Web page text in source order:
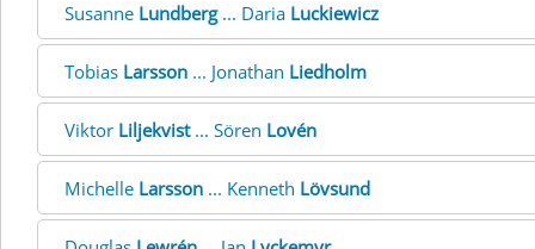
Susanne Lundberg... Daria Luckiewicz
Tobias Larsson ... Jonathan Liedholm
Viktor Liljekvist... Sören Lovén
Michelle Larsson ... Kenneth Lövsund